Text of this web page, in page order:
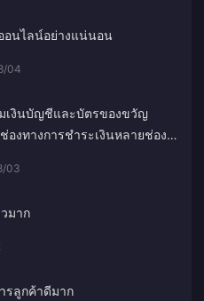
อนไลน์อย่างแน่นอน
04
เงินบัญชีและบัตรของขวัญ
องทางการชำระเงินหลายช่อง
03
มาก
รลูกค้าดีมาก